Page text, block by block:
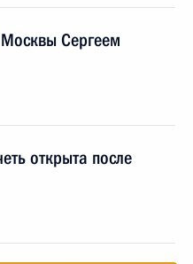
Сергеем
открыта после